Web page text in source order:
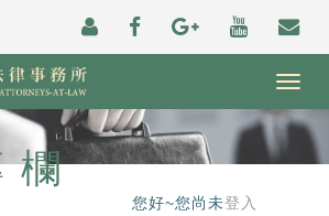
欄
您好~您尚未登入